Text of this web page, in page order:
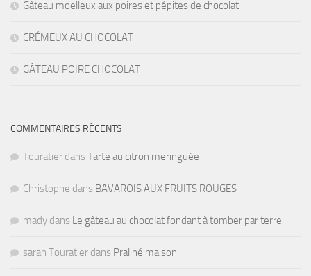
Gâteau moelleux aux poires et pépites de chocolat
CRÉMEUX AU CHOCOLAT
GÂTEAU POIRE CHOCOLAT
COMMENTAIRES RÉCENTS
Touratier dans Tarte au citron meringuée
Christophe dans BAVAROIS AUX FRUITS ROUGES
mady dans Le gâteau au chocolat fondant à tomber par terre
sarah Touratier dans Praliné maison